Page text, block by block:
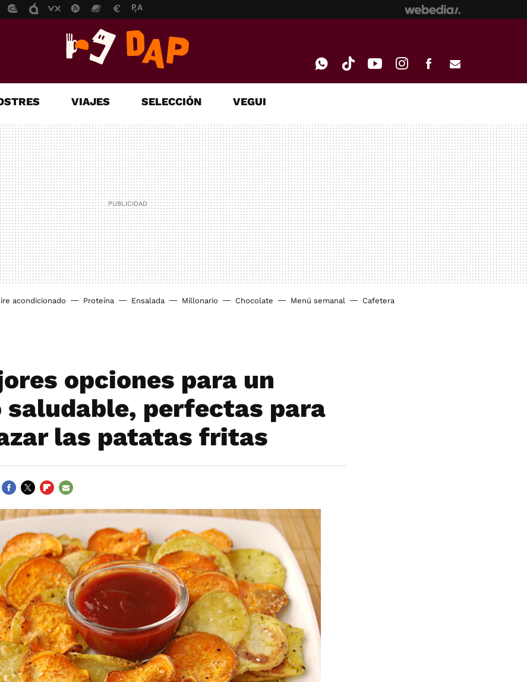
MAIL
VIAJES SELECCIÓN VEGUI
acondicionado Proteína Ensalada Millonario Chocolate Menú semanal Cafetera
opciones para un
saludable, perfectas para
las patatas fritas
MAIL